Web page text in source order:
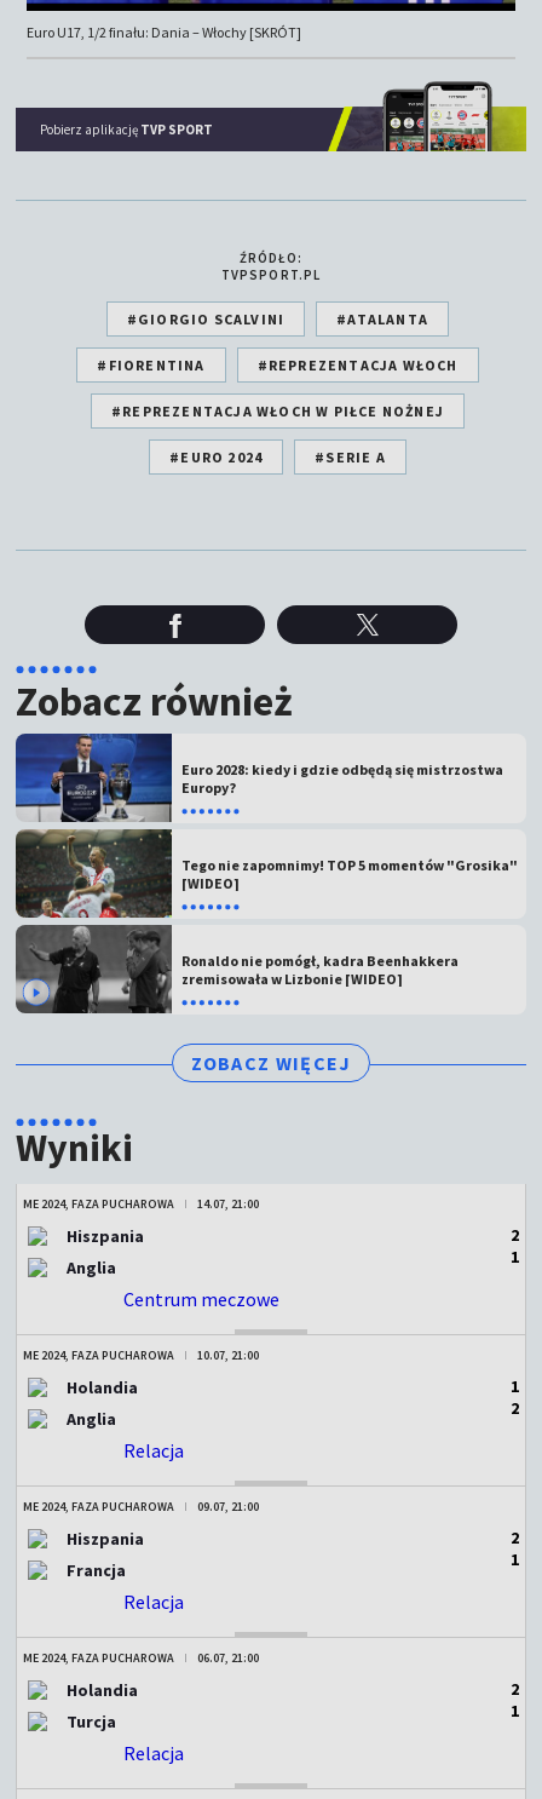
Euro U17, 1/2 finału: Dania – Włochy [SKRÓT]
Pobierz aplikację TVP SPORT
ŹRÓDŁO:
TVPSPORT.PL
#GIORGIO SCALVINI #ATALANTA
#FIORENTINA #REPREZENTACJA WŁOCH
#REPREZENTACJA WŁOCH W PIŁCE NOŻNEJ
#EURO 2024 #SERIE A
Zobacz również
Euro 2028: kiedy i gdzie odbędą się mistrzostwa
Europy?
Tego nie zapomnimy! TOP 5 momentów "Grosika"
[WIDEO]
Ronaldo nie pomógł, kadra Beenhakkera
zremisowała w Lizbonie [WIDEO]
ZOBACZ WIĘCEJ
Wyniki
ME 2024, FAZA PUCHAROWA 14.07, 21:00
Hiszpania
Anglia
2
1
Centrum meczowe
ME 2024, FAZA PUCHAROWA 10.07, 21:00
Holandia
Anglia
1
2
Relacja
ME 2024, FAZA PUCHAROWA 09.07, 21:00
Hiszpania
Francja
2
1
Relacja
ME 2024, FAZA PUCHAROWA 06.07, 21:00
Holandia
Turcja
2
1
Relacja